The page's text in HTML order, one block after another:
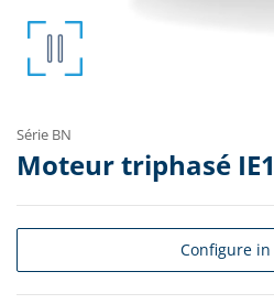
Série BN
Moteur triphasé
Configure in